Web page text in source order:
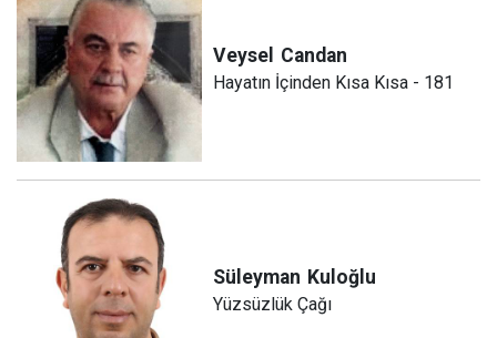
Veysel Candan
Hayatın İçinden Kısa Kısa - 181
Süleyman Kuloğlu
Yüzsüzlük Çağı